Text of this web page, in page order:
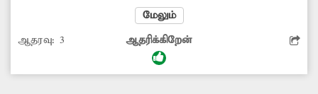
கூட்டமாக அமர்ந்து மது குடிக்கின்றனர்.
இதனால் தேவையில்லாத பிரச்சினை
ஏற்படுகிறது. இதை தடுக்க போலீசார்
நடவடிக்கை எடுக்க வேண்டும்.
மேலும்
ஆதரவு: 3 ஆதரிக்கிறேன்